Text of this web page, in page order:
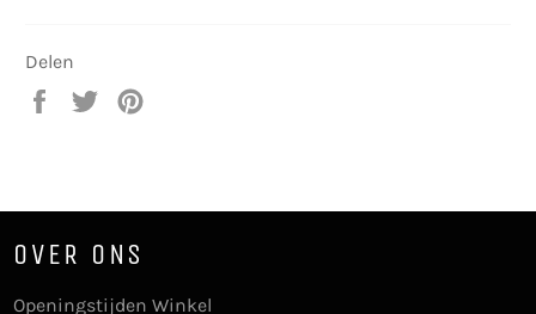
Delen
Delen
Twitteren
OVER ONS
Openingstijden Winkel